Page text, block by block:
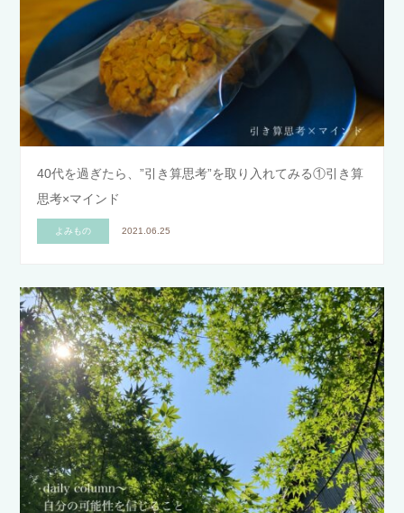
40代を過ぎたら、”引き算思考”を取り入れてみる①引き算
思考×マインド
よみもの 2021.06.25